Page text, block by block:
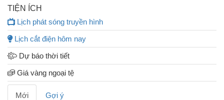
TIỆN ÍCH
Lịch phát sóng truyền hình
Lịch cắt điện hôm nay
Dự báo thời tiết
Giá vàng ngoại tệ
Mới Gợi ý